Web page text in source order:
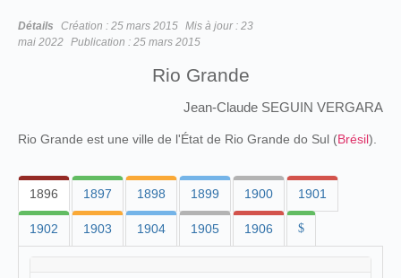
Détails Création : 25 mars 2015 Mis à jour : 23
mai 2022 Publication : 25 mars 2015
Rio Grande
Jean-Claude SEGUIN VERGARA
Rio Grande est une ville de l'État de Rio Grande do Sul (Brésil).
1896 1897 1898 1899 1900 1901
1902 1903 1904 1905 1906 $